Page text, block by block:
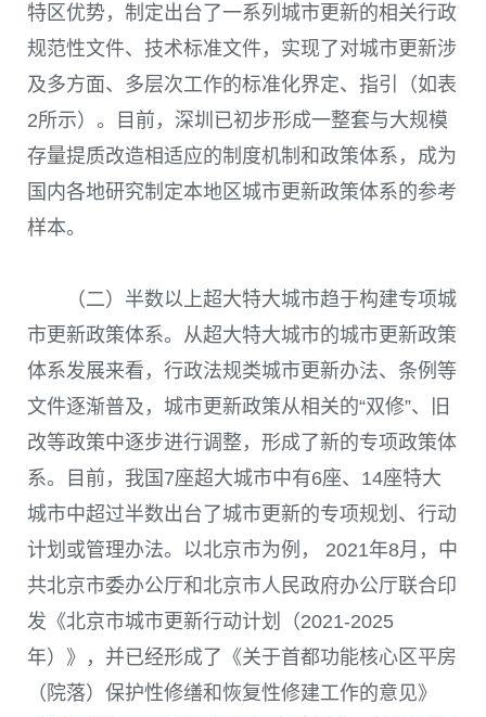
特区优势，制定出台了一系列城市更新的相关行政
规范性文件、技术标准文件，实现了对城市更新涉
及多方面、多层次工作的标准化界定、指引（如表
2所示）。目前，深圳已初步形成一整套与大规模
存量提质改造相适应的制度机制和政策体系，成为
国内各地研究制定本地区城市更新政策体系的参考
样本。
（二）半数以上超大特大城市趋于构建专项城
市更新政策体系。从超大特大城市的城市更新政策
体系发展来看，行政法规类城市更新办法、条例等
文件逐渐普及，城市更新政策从相关的“双修”、旧
改等政策中逐步进行调整，形成了新的专项政策体
系。目前，我国 7座超大城市中有6座、 14座特大
城市中超过半数出台了城市更新的专项规划、行动
计划或管理办法。以北京市为例， 2021年8月，中
共北京市委办公厅和北京市人民政府办公厅联合印
发《北京市城市更新行动计划（2021-2025
年）》，并已经形成了《关于首都功能核心区平房
（院落）保护性修缮和恢复性修建工作的意见》